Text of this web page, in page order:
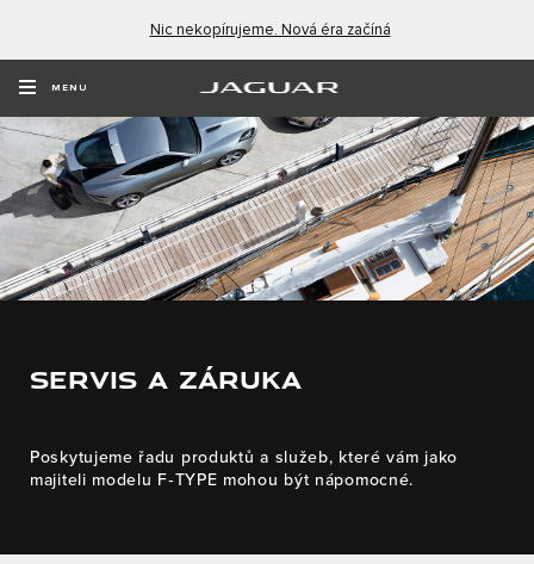
Nic nekopírujeme. Nová éra začíná
MENU
SERVIS A ZÁRUKA
Poskytujeme řadu produktů a služeb, které vám jako
majiteli modelu F‑TYPE mohou být nápomocné.